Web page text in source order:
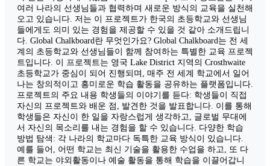
여러 나라의 선생님들과 협력하며 새로운 방식의 교육을 실천해
오고 있습니다. 저는 이 프로젝트가 한국의 초등학교와 선생님
들에게도 의미 있는 경험을 제공할 수 있을 것 같아 소개드립니
다. Global Chalkboard란 무엇인가요? Global Chalkboard는 전 세
계의 초등학교와 선생님들이 함께 참여하는 특별한 교육 프로젝
트입니다. 이 프로젝트는 영국 Lake District 지역의 Crosthwaite
초등학교가 중심이 되어 진행되며, 매주 전 세계 학교에서 일어
나는 창의적이고 흥미로운 학습 활동을 공유하는 플랫폼입니다.
프로젝트의 주요 내용 학생들의 이야기를 듣다: 학생들이 직접
자신의 프로젝트와 배운 점, 발견한 것을 발표합니다. 이를 통해
학생들은 자신이 한 일을 자랑스럽게 생각하고, 글로벌 무대에
서 자신의 목소리를 내는 경험을 할 수 있습니다. 다양한 학습
방법 탐색: 각 나라의 학교마다 독특한 교육 방식이 있습니다.
예를 들어, 어떤 학교는 최신 기술을 활용한 수업을 하고, 또 다
른 학교는 야외활동이나 예술 활동을 통해 학습을 이끌어갑니